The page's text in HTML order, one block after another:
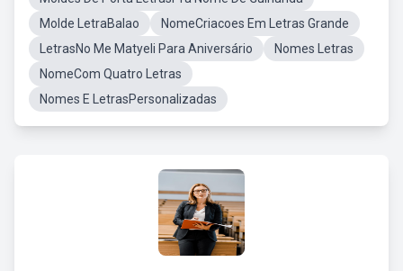
Molde LetraBalao
NomeCriacoes Em Letras Grande
LetrasNo Me Matyeli Para Aniversário
Nomes Letras
NomeCom Quatro Letras
Nomes E LetrasPersonalizadas